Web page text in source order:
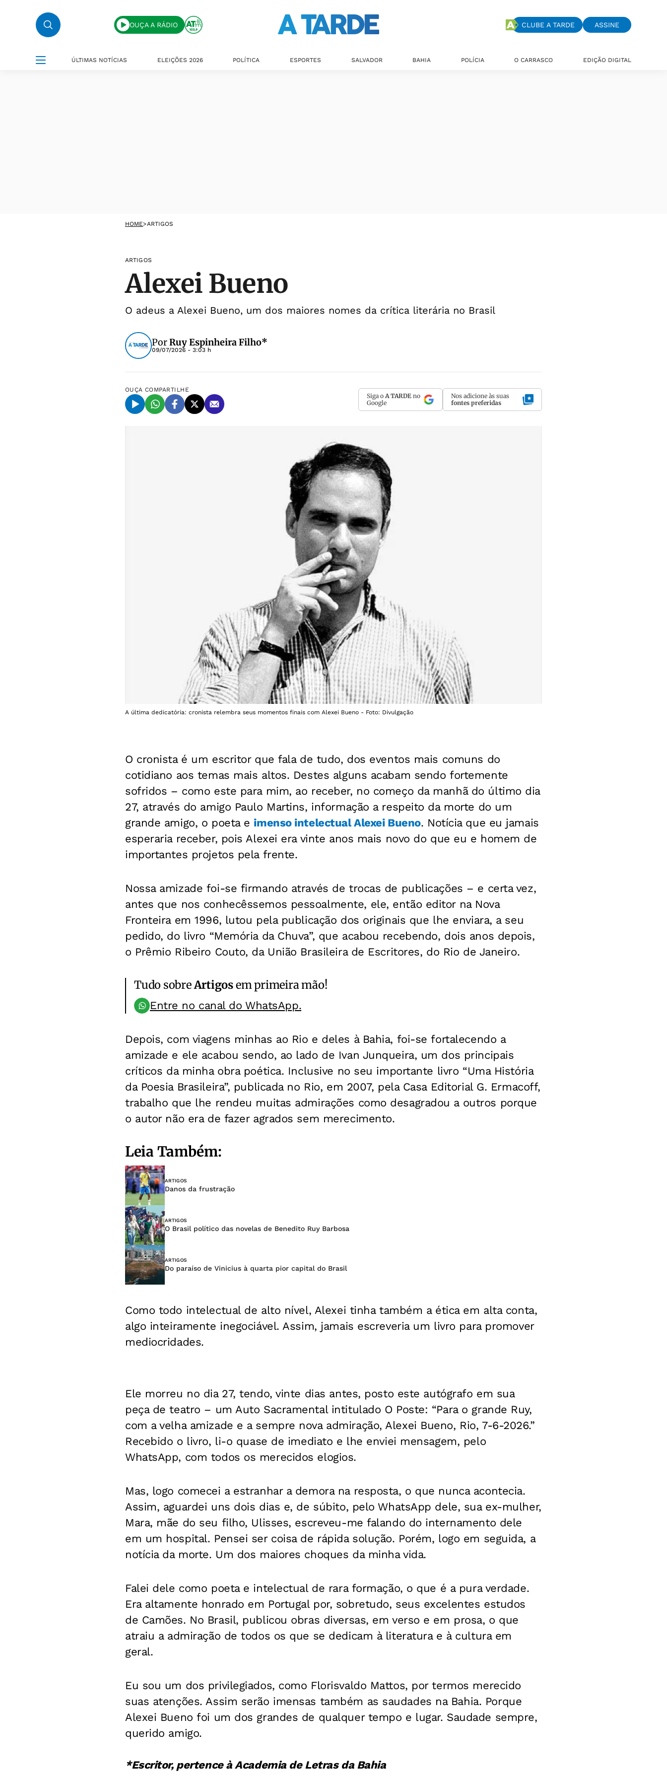
OUÇA A RÁDIO CLUBE A TARDE ASSINE
ÚLTIMAS NOTÍCIAS ELEIÇÕES 2026 POLÍTICA ESPORTES SALVADOR BAHIA POLÍCIA O CARRASCO EDIÇÃO DIGITAL
HOME>ARTIGOS
ARTIGOS
Alexei Bueno
O adeus a Alexei Bueno, um dos maiores nomes da crítica literária no Brasil
PorRuy Espinheira Filho*
09/07/2026 - 3:03 h
OUÇA COMPARTILHE
Siga o A TARDE no
Google
Nos adicione às suas
fontes preferidas
A última dedicatória: cronista relembra seus momentos finais com Alexei Bueno - Foto: Divulgação
O cronista é um escritor que fala de tudo, dos eventos mais comuns do
cotidiano aos temas mais altos. Destes alguns acabam sendo fortemente
sofridos – como este para mim, ao receber, no começo da manhã do último dia
27, através do amigo Paulo Martins, informação a respeito da morte do um
grande amigo, o poeta e imenso intelectual Alexei Bueno. Notícia que eu jamais
esperaria receber, pois Alexei era vinte anos mais novo do que eu e homem de
importantes projetos pela frente.
Nossa amizade foi-se firmando através de trocas de publicações – e certa vez,
antes que nos conhecêssemos pessoalmente, ele, então editor na Nova
Fronteira em 1996, lutou pela publicação dos originais que lhe enviara, a seu
pedido, do livro “Memória da Chuva”, que acabou recebendo, dois anos depois,
o Prêmio Ribeiro Couto, da União Brasileira de Escritores, do Rio de Janeiro.
Tudo sobreArtigosem primeira mão!
Entre no canal do WhatsApp.
Depois, com viagens minhas ao Rio e deles à Bahia, foi-se fortalecendo a
amizade e ele acabou sendo, ao lado de Ivan Junqueira, um dos principais
críticos da minha obra poética. Inclusive no seu importante livro “Uma História
da Poesia Brasileira”, publicada no Rio, em 2007, pela Casa Editorial G. Ermacoff,
trabalho que lhe rendeu muitas admirações como desagradou a outros porque
o autor não era de fazer agrados sem merecimento.
Leia Também:
ARTIGOS
Danos da frustração
ARTIGOS
O Brasil político das novelas de Benedito Ruy Barbosa
ARTIGOS
Do paraíso de Vinicius à quarta pior capital do Brasil
Como todo intelectual de alto nível, Alexei tinha também a ética em alta conta,
algo inteiramente inegociável. Assim, jamais escreveria um livro para promover
mediocridades.
Ele morreu no dia 27, tendo, vinte dias antes, posto este autógrafo em sua
peça de teatro – um Auto Sacramental intitulado O Poste: “Para o grande Ruy,
com a velha amizade e a sempre nova admiração, Alexei Bueno, Rio, 7-6-2026.”
Recebido o livro, li-o quase de imediato e lhe enviei mensagem, pelo
WhatsApp, com todos os merecidos elogios.
Mas, logo comecei a estranhar a demora na resposta, o que nunca acontecia.
Assim, aguardei uns dois dias e, de súbito, pelo WhatsApp dele, sua ex-mulher,
Mara, mãe do seu filho, Ulisses, escreveu-me falando do internamento dele
em um hospital. Pensei ser coisa de rápida solução. Porém, logo em seguida, a
notícia da morte. Um dos maiores choques da minha vida.
Falei dele como poeta e intelectual de rara formação, o que é a pura verdade.
Era altamente honrado em Portugal por, sobretudo, seus excelentes estudos
de Camões. No Brasil, publicou obras diversas, em verso e em prosa, o que
atraiu a admiração de todos os que se dedicam à literatura e à cultura em
geral.
Eu sou um dos privilegiados, como Florisvaldo Mattos, por termos merecido
suas atenções. Assim serão imensas também as saudades na Bahia. Porque
Alexei Bueno foi um dos grandes de qualquer tempo e lugar. Saudade sempre,
querido amigo.
*Escritor, pertence à Academia de Letras da Bahia